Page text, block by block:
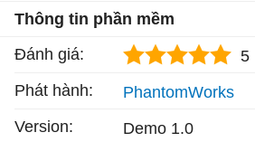
Thông tin phần mềm
Đánh giá:
5
Phát hành:
PhantomWorks
Version:
Demo 1.0